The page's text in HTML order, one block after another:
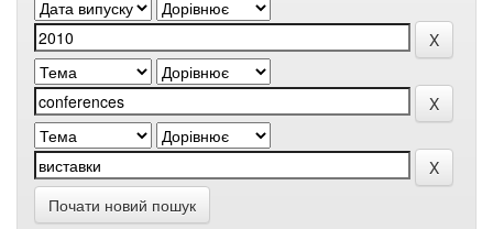
Почати новий пошук